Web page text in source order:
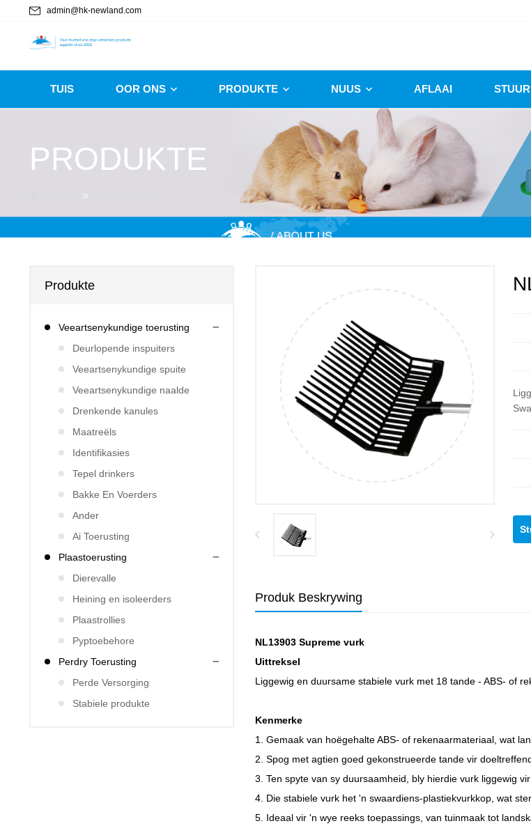
admin@hk-newland.com
TUIS OOR ONS PRODUKTE NUUS AFLAAI
PRODUKTE
Produkte
Veeartsenykundige toerusting
Deurlopende inspuiters
Veeartsenykundige spuite
Veeartsenykundige naalde
Drenkende kanules
Maatreëls
Identifikasies
Tepel drinkers
Bakke En Voerders
Ander
Ai Toerusting
Plaastoerusting
Dierevalle
Heining en isoleerders
Plaastrollies
Pyptoebehore
Perdry Toerusting
Perde Versorging
Stabiele produkte
Produk Beskrywing
NL13903 Supreme vurk
Uittreksel
Liggewig en duursame stabiele vurk met 18 tande - ABS- of
Kenmerke
1. Gemaak van hoëgehalte ABS- of rekenaarmateriaal, wat
2. Spog met agtien goed gekonstrueerde tande vir
3. Ten spyte van sy duursaamheid, bly hierdie vurk liggewig
4. Die stabiele vurk het 'n swaardiens-plastiekvurkkop, wat
5. Ideaal vir 'n wye reeks toepassings, van tuinmaak tot